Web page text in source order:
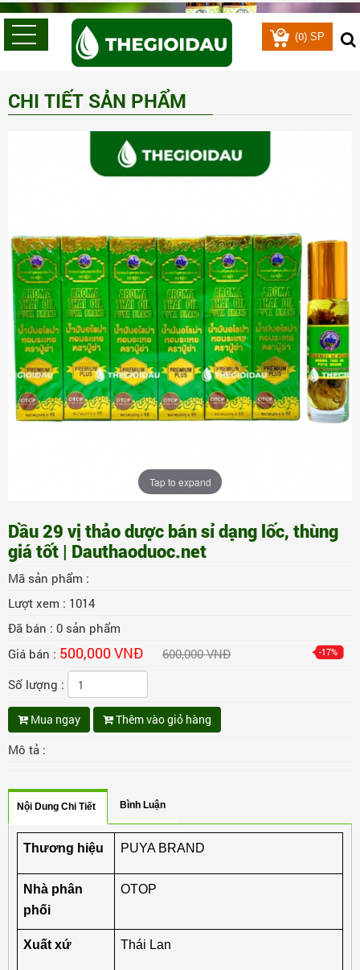
(0) SP
CHI TIẾT SẢN PHẨM
Tap to expand
Dầu 29 vị thảo dược bán sỉ dạng lốc, thùng
giá tốt | Dauthaoduoc.net
Mã sản phẩm :
Lượt xem : 1014
Đã bán : 0 sản phẩm
Giá bán : 500,000 VNĐ 600,000 VNĐ -17%
Số lượng :
Mua ngay Thêm vào giỏ hàng
Mô tả :
Nội Dung Chi Tiết Bình Luận
Thương hiệu PUYA BRAND
Nhà phân
phối
OTOP
Xuất xứ Thái Lan